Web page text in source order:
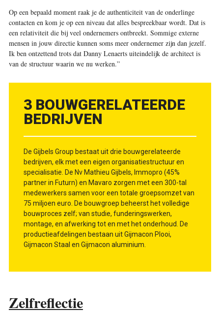
Op een bepaald moment raak je de authenticiteit van de onderlinge
contacten en kom je op een niveau dat alles bespreekbaar wordt. Dat is
een relativiteit die bij veel ondernemers ontbreekt. Sommige externe
mensen in jouw directie kunnen soms meer ondernemer zijn dan jezelf.
Ik ben ontzettend trots dat Danny Lenaerts uiteindelijk de architect is
van de structuur waarin we nu werken.”
3 BOUWGERELATEERDE
BEDRIJVEN
De Gijbels Group bestaat uit drie bouwgerelateerde
bedrijven, elk met een eigen organisatiestructuur en
specialisatie. De Nv Mathieu Gijbels, Immopro (45%
partner in Futurn) en Mavaro zorgen met een 300-tal
medewerkers samen voor een totale groepsomzet van
75 miljoen euro. De bouwgroep beheerst het volledige
bouwproces zelf; van studie, funderingswerken,
montage, en afwerking tot en met het onderhoud. De
productieafdelingen bestaan uit Gijmacon Plooi,
Gijmacon Staal en Gijmacon aluminium.
Zelfreflectie